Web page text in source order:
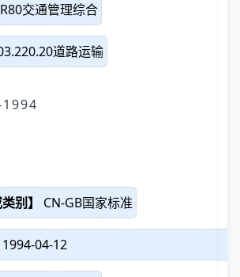
R80交通管理综合
道路运输
别】 CN-GB国家标准
1994-04-12